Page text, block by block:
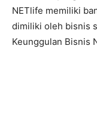
NETlife memiliki
dimiliki oleh bisnis
Keunggulan Bisnis